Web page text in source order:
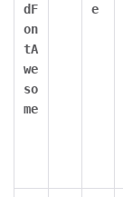
dF
on
tA
we
so
me
e